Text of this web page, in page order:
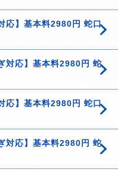
応】基本料2980円 蛇口
対応】基本料2980円 蛇
応】基本料2980円 蛇口
対応】基本料2980円 蛇